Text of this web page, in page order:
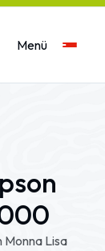
Menü
Monna Lisa